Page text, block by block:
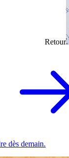
Retour
dès demain.